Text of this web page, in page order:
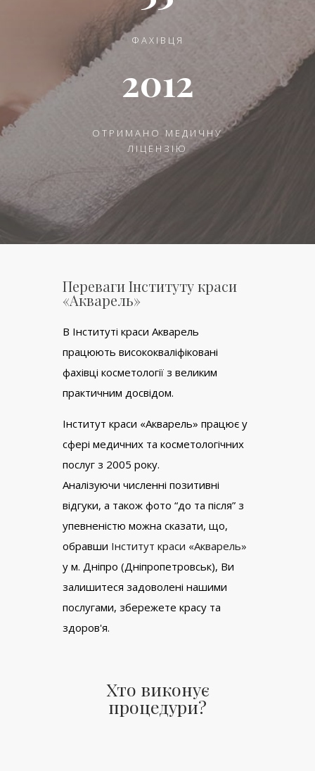
ФАХІВЦЯ
2012
ОТРИМАНО МЕДИЧНУ
ЛІЦЕНЗІЮ
Переваги Інституту краси
«Акварель»
В Інституті краси Акварель
працюють висококваліфіковані
фахівці косметології з великим
практичним досвідом.
Інститут краси «Акварель» працює у
сфері медичних та косметологічних
послуг з 2005 року.
Аналізуючи численні позитивні
відгуки, а також фото “до та після” з
упевненістю можна сказати, що,
обравши Інститут краси «Акварель»
у м. Дніпро (Дніпропетровськ), Ви
залишитеся задоволені нашими
послугами, збережете красу та
здоров'я.
Хто виконує
процедури?